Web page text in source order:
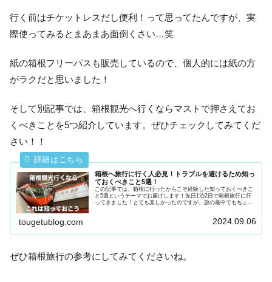
行く前はチケットレスだし便利！って思ってたんですが、実
際使ってみるとまあまあ面倒くさい…笑
紙の箱根フリーパスも販売しているので、個人的には紙の方
がラクだと思いました！
そして別記事では、箱根観光へ行くならマストで押さえてお
くべきことを5つ紹介しています。ぜひチェックしてみてくだ
さい！！
箱根へ旅行に行く人必見！トラブルを避けるため知っ
ておくべきこと5選！
この記事では、箱根に行ったからこそ経験した知っておくべきこ
と5選というテーマでお届けします！先日1泊2日で箱根旅行に行
ってきました！とても楽しかったのですが、旅の最中でもちょっ
tougetublog.com 2024.09.06
ぜひ箱根旅行の参考にしてみてくださいね。